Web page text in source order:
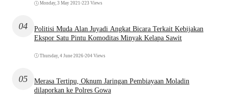
Monday, 3 May 2021 •223 Views
04
Politisi Muda Alan Juyadi Angkat Bicara Terkait Kebijakan
Ekspor Satu Pintu Komoditas Minyak Kelapa Sawit
Thursday, 4 June 2026•204 Views
05
Merasa Tertipu, Oknum Jaringan Pembiayaan Moladin
dilaporkan ke Polres Gowa